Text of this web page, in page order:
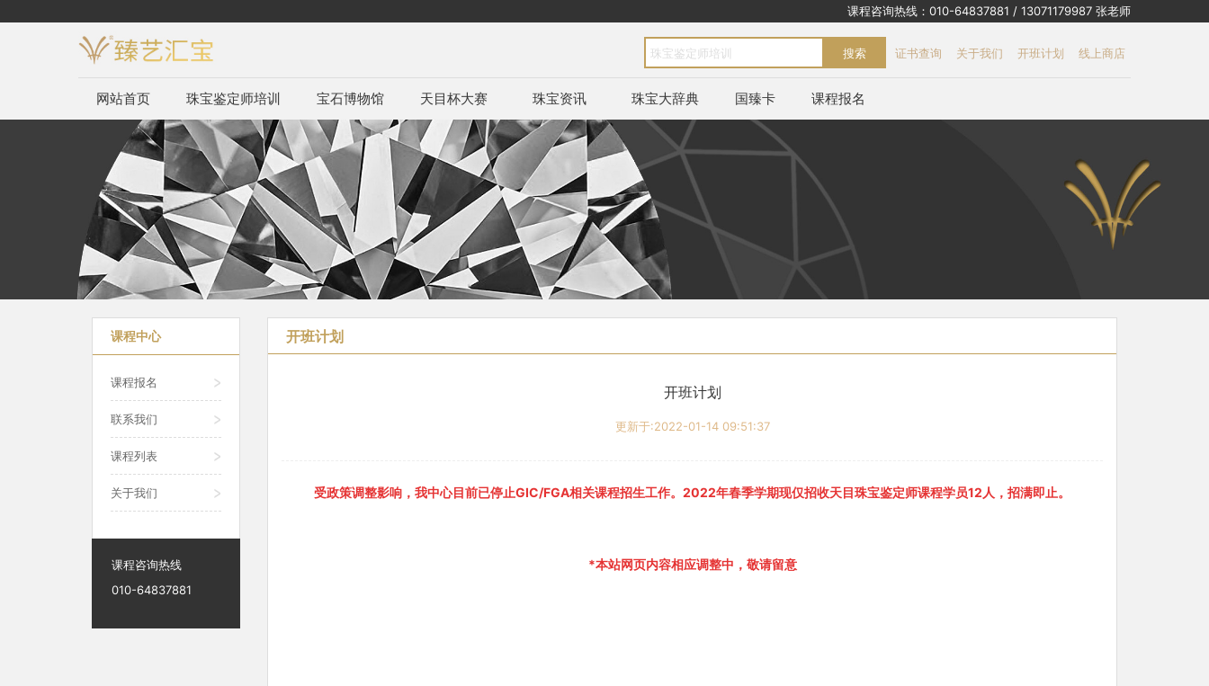
课程咨询热线：010-64837881 / 13071179987 张老师
搜索 证书查询 关于我们 开班计划 线上商店
网站首页 珠宝鉴定师培训 宝石博物馆 天目杯大赛 珠宝资讯 珠宝大辞典 国臻卡 课程报名
课程中心
课程报名
联系我们
课程列表
关于我们
课程咨询热线
010-64837881
开班计划
开班计划
更新于:2022-01-14 09:51:37
受政策调整影响，我中心目前已停止GIC/FGA相关课程招生工作。2022年春季学期现仅招收天目珠宝鉴定师课程学员12人，招满即止。
*本站网页内容相应调整中，敬请留意